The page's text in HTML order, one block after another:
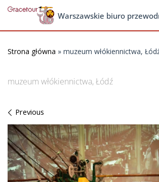
Skip to contentWarszawskie biuro
Strona główna » muzeum włókiennictwa,
muzeum włókiennictwa, Łódź
Images navigation
Previous